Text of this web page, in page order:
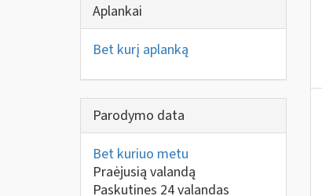
Aplankai
Bet kurį aplanką
Parodymo data
Bet kuriuo metu
Praėjusią valandą
Paskutines 24 valandas